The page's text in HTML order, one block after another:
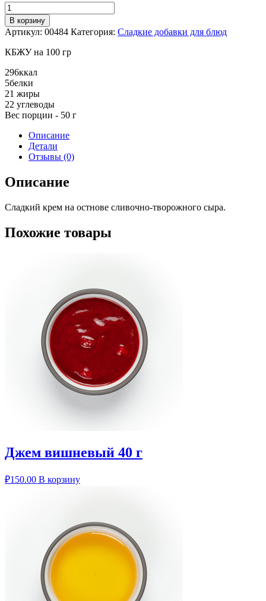
Количество
товара
Творожный
крем
50
В корзину
Артикул: 00484 Категория: Сладкие добавки для блюд
КБЖУ на 100 гр
296ккал
5белки
21 жиры
22 углеводы
Вес порции - 50 г
Описание
Детали
Отзывы (0)
Описание
Сладкий крем на остнове сливочно-творожного сыра.
Похожие товары
Джем вишневый 40 г
₽150.00 В корзину